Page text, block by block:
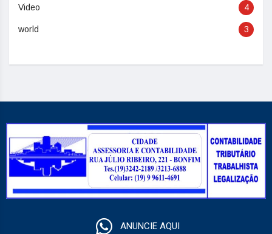
Video 4
world 3
ANUNCIE AQUI